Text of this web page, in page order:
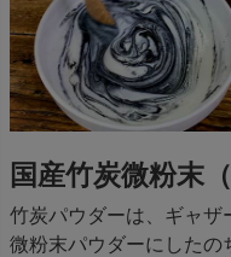
国産竹炭微粉末
竹炭パウダーは、ギャザ
微粉末パウダーにしたの